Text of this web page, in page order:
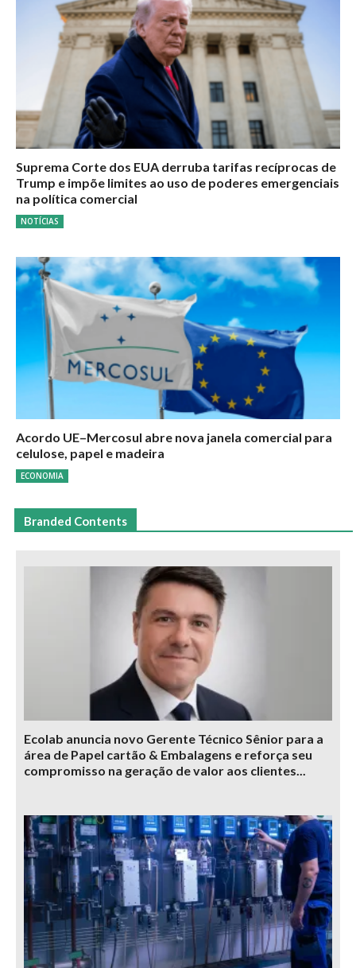
Suprema Corte dos EUA derruba tarifas recíprocas de
Trump e impõe limites ao uso de poderes emergenciais
na política comercial
NOTÍCIAS
Acordo UE–Mercosul abre nova janela comercial para
celulose, papel e madeira
ECONOMIA
Branded Contents
Ecolab anuncia novo Gerente Técnico Sênior para a
área de Papel cartão & Embalagens e reforça seu
compromisso na geração de valor aos clientes...